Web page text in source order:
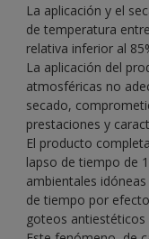
La aplicación y el
de temperatura
relativa inferior al
La aplicación del
atmosféricas no
secado,
prestaciones y
El producto
lapso de tiempo de
ambientales
de tiempo por
goteos